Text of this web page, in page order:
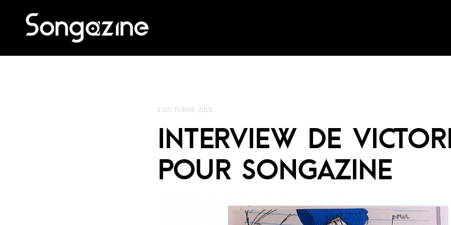
3 OCTOBRE 2015
INTERVIEW DE
POUR SONGAZINE